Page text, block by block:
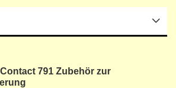
791 Zubehör zur